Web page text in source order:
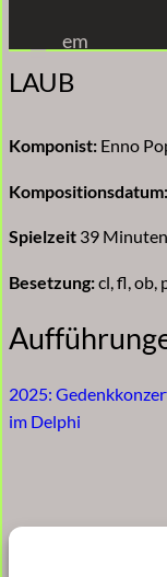
Inhalt
springen
em
LAUB
Komponist: Enno
Kompositionsdatum:
Spielzeit 39 Minuten
Besetzung:cl, fl, ob,
2025:
im Delphi